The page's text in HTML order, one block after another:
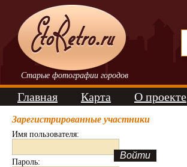
Старые фотографии городов
Главная Карта О проекте
Зарегистрированные участники
Имя пользователя:
Пароль: